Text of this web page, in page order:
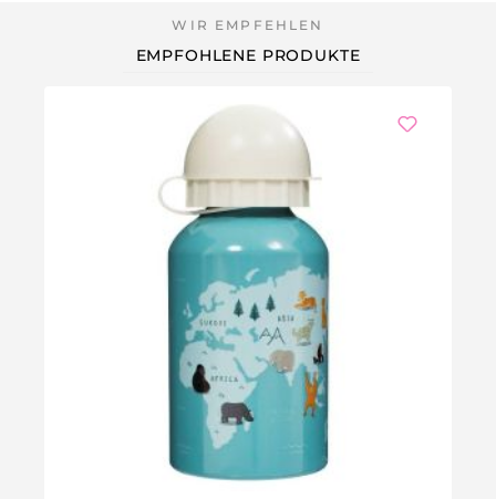
EMPFOHLENE PRODUKTE